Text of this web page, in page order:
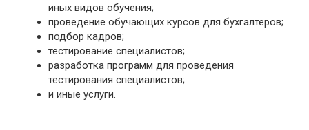
иных видов обучения;
проведение обучающих курсов для бухгалтеров;
подбор кадров;
тестирование специалистов;
разработка программ для проведения
тестирования специалистов;
и иные услуги.